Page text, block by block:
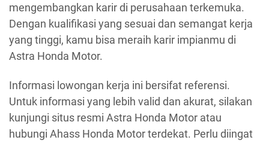
mengembangkan karir di perusahaan terkemuka.
Dengan kualifikasi yang sesuai dan semangat kerja
yang tinggi, kamu bisa meraih karir impianmu di
Astra Honda Motor.
Informasi lowongan kerja ini bersifat referensi.
Untuk informasi yang lebih valid dan akurat, silakan
kunjungi situs resmi Astra Honda Motor atau
hubungi Ahass Honda Motor terdekat. Perlu diingat